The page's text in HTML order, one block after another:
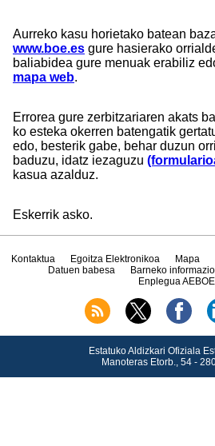
Aurreko kasu horietako batean
www.boe.es gure hasierako
baliabidea gure menuak erabiliz
mapa web.
Errorea gure zerbitzariaren akats
ko esteka okerren batengatik
edo, besterik gabe, behar duzun
baduzu, idatz iezaguzu
kasua azalduz.
Eskerrik asko.
Kontaktua Egoitza Elektronikoa Mapa
Datuen babesa
Barneko
Enplegua
Estatuko Aldizkari Ofiziala
Manoteras Etorb., 54 -